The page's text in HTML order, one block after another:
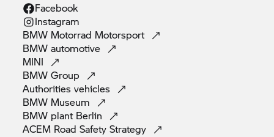
Facebook
Instagram
BMW Motorrad Motorsport
BMWautomotive
MINI
BMWGroup
Authoritiesvehicles
BMW Museum
BMW plant Berlin
ACEM Road SafetyStrategy